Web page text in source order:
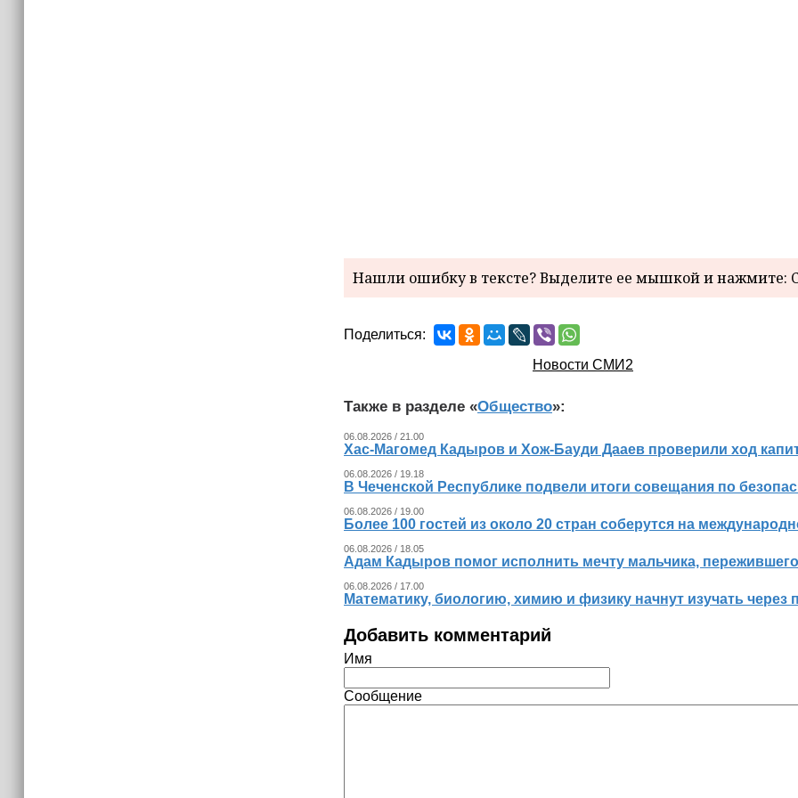
Нашли ошибку в тексте? Выделите ее мышкой и нажмите:
Поделиться:
Новости СМИ2
Также в разделе «Общество»:
06.08.2026 / 21.00
Хас-Магомед Кадыров и Хож-Бауди Дааев проверили ход
06.08.2026 / 19.18
В Чеченской Республике подвели итоги совещания по
06.08.2026 / 19.00
Более 100 гостей из около 20 стран соберутся на
06.08.2026 / 18.05
Адам Кадыров помог исполнить мечту мальчика,
06.08.2026 / 17.00
Математику, биологию, химию и физику начнут изучать
Добавить комментарий
Имя
Сообщение